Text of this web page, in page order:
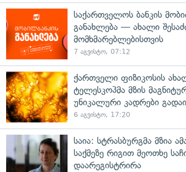
საქართველოს ბანკის
განახლება — ახალი
მომხმარებლებისთვის
7 აგვისტო, 07:12
ქართველი ფიზიკოსის
ტელესკოპმა მზის
უნიკალური კადრები
6 აგვისტო, 17:20
საია: სტრასბურგმა მზია
საქმეზე რიგით მეოთხე
დაარეგისტრირა